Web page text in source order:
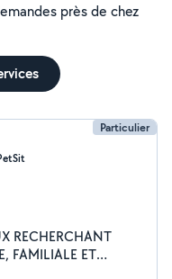
près de chez
Particulier